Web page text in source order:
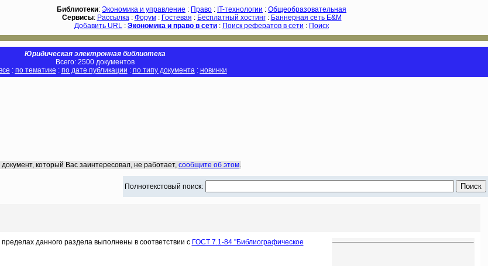
Библиотеки: Экономика и управление : Право : IT-технологии : Общеобразовательная
Сервисы: Рассылка: Форум: Гостевая : Бесплатный хостинг: Баннерная сеть E&M
Добавить URL : Экономика и право в сети : Поиск рефератов в сети : Поиск
Юридическая электронная библиотека
Всего: 2500 документов
: по тематике : по дате публикации : по типу документа: новинки
который Вас заинтересовал, не работает, сообщите об этом.
Полнотекстовый поиск:
данного раздела выполнены в соответствии с ГОСТ 7.1-84 ''Библиографическое